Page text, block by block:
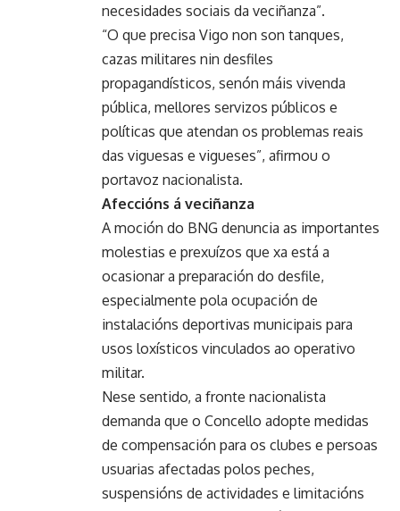
necesidades sociais da veciñanza”.
“O que precisa Vigo non son tanques,
cazas militares nin desfiles
propagandísticos, senón máis vivenda
pública, mellores servizos públicos e
políticas que atendan os problemas reais
das viguesas e vigueses”, afirmou o
portavoz nacionalista.
Afeccións á veciñanza
A moción do BNG denuncia as importantes
molestias e prexuízos que xa está a
ocasionar a preparación do desfile,
especialmente pola ocupación de
instalacións deportivas municipais para
usos loxísticos vinculados ao operativo
militar.
Nese sentido, a fronte nacionalista
demanda que o Concello adopte medidas
de compensación para os clubes e persoas
usuarias afectadas polos peches,
suspensións de actividades e limitacións